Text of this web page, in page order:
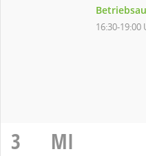
16:30-19:00
3
MI